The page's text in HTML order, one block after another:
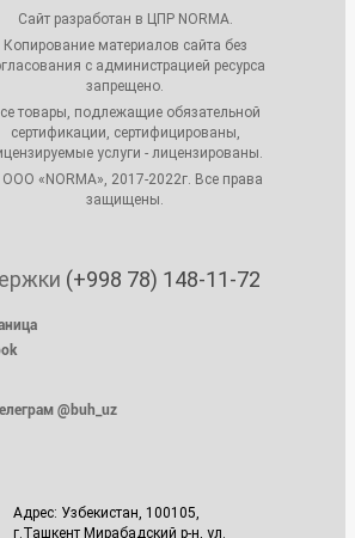
Сайт разработан в ЦПР NORMA.
Копирование материалов сайта без
с администрацией ресурса
запрещено.
товары, подлежащие обязательной
сертификации, сертифицированы,
услуги - лицензированы.
«NORMA», 2017-2022г. Все права
защищены.
(+998 78) 148-11-72
@buh_uz
Адрес: Узбекистан, 100105,
г.Ташкент Мирабадский р-н, ул.